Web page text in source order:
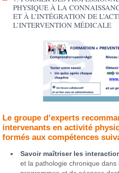
PHYSIQUE À LA
ET À L’INTÉGRATION DE
L’INTERVENTION MÉDICALE
Le groupe d’experts
intervenants en activité
formés aux compétences
Savoir maîtriser les
et la pathologie chronique dans